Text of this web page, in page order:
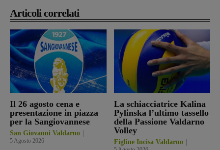
Articoli correlati
Il 26 agosto cena e
presentazione in piazza
per la Sangiovannese
San Giovanni Valdarno
5 Agosto 2026
La schiacciatrice Kalina
Pylinska l’ultimo tassello
della Passione Valdarno
Volley
Figline Incisa Valdarno